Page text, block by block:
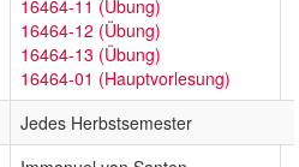
16464-11 (Übung)
16464-12 (Übung)
16464-13 (Übung)
16464-01 (Hauptvorlesung)
Jedes Herbstsemester